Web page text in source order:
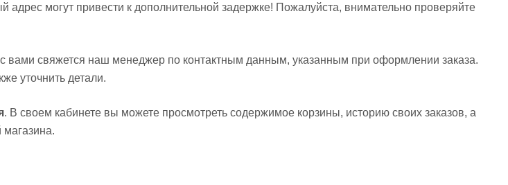
могут привести к дополнительной задержке! Пожалуйста, внимательно проверяйте
вами свяжется наш менеджер по контактным данным, указанным при оформлении заказа.
уточнить детали.
. В своем кабинете вы можете просмотреть содержимое корзины, историю своих заказов, а
магазина.